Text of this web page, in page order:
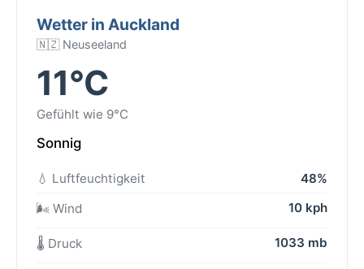
Wetter in Auckland
🇳🇿 Neuseeland
11°C
Gefühlt wie 9°C
Sonnig
💧 Luftfeuchtigkeit
48%
🌬️ Wind
10 kph
🌡️ Druck 1033 mb